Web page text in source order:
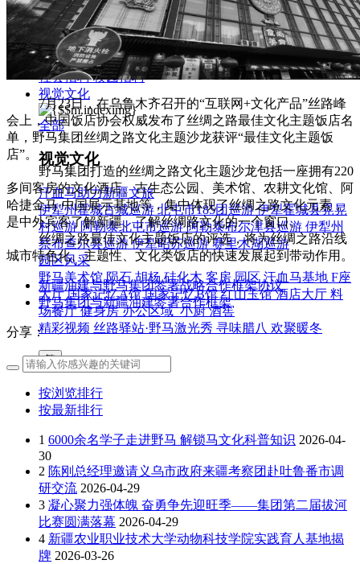
人才招聘
人才理念
人才招聘
社会招聘 校园招聘
视觉文化
全部
视觉文化
汗血马助力新疆文旅
伊犁州霍城古城巡游 北屯市185团巡游 伊犁霍城县晃晃
村巡游 阿勒泰北屯市巡游 阿勒泰布尔津县巡游 伊犁州
察布查尔县巡游 伊犁昭苏巡游 赛里木湖巡游
园区风采
野马美术馆 陨石 胡杨 硅化木 客房 园区 汗血马基地 F座
大厅 国家记忆A馆 国家记忆B馆 红山玉馆 酒店大厅 料
场餐厅 健身房 办公区域 小厨 酒窖
精彩视频 丝路驿站·野马激光秀 寻味腊八 欢聚暖冬
繁
7月23日，在乌鲁木齐召开的“互联网+文化产品”丝路峰
会上，中国饭店协会权威发布了丝绸之路最佳文化主题饭店名
单，野马集团丝绸之路文化主题沙龙获评“最佳文化主题饭
店”。
野马集团打造的丝绸之路文化主题沙龙包括一座拥有220
多间客房的文化酒店、古生态公园、美术馆、农耕文化馆、阿
哈捷金马·中国展示基地等，集中体现了丝绸之路文化元素，
是中外宾客了解新疆、了解丝绸路文化的一个窗口。
丝绸之路最佳文化主题饭店的评选，将为丝绸之路沿线
城市特色化、主题性、文化类饭店的快速发展起到带动作用。
新疆油建与野马集团签署战略合作框架协议
野马集团与新疆油建签署合作框架
分享：
按浏览排行
按最新排行
1 6000余名学子走进野马 解锁马文化科普知识 2026-04-
30
2 陈刚总经理邀请义乌市政府来疆考察团赴吐鲁番市调
研交流 2026-04-29
3 凝心聚力强体魄 奋勇争先迎旺季——集团第二届拔河
比赛圆满落幕 2026-04-29
4 新疆农业职业技术大学动物科技学院实践育人基地揭
牌 2026-03-26